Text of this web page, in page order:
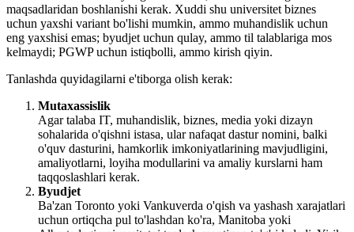
maqsadlaridan boshlanishi kerak. Xuddi shu universitet biznes
uchun yaxshi variant bo'lishi mumkin, ammo muhandislik uchun
eng yaxshisi emas; byudjet uchun qulay, ammo til talablariga mos
kelmaydi; PGWP uchun istiqbolli, ammo kirish qiyin.
Tanlashda quyidagilarni e'tiborga olish kerak:
Mutaxassislik
Agar talaba IT, muhandislik, biznes, media yoki dizayn
sohalarida o'qishni istasa, ular nafaqat dastur nomini, balki
o'quv dasturini, hamkorlik imkoniyatlarining mavjudligini,
amaliyotlarni, loyiha modullarini va amaliy kurslarni ham
taqqoslashlari kerak.
Byudjet
Ba'zan Toronto yoki Vankuverda o'qish va yashash xarajatlari
uchun ortiqcha pul to'lashdan ko'ra, Manitoba yoki